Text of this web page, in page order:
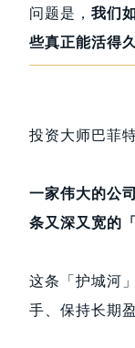
问题是， 我们
些真正能活得
投资大师巴菲
一家伟大的公
条又深又宽的
这条「护城河
手、保持长期